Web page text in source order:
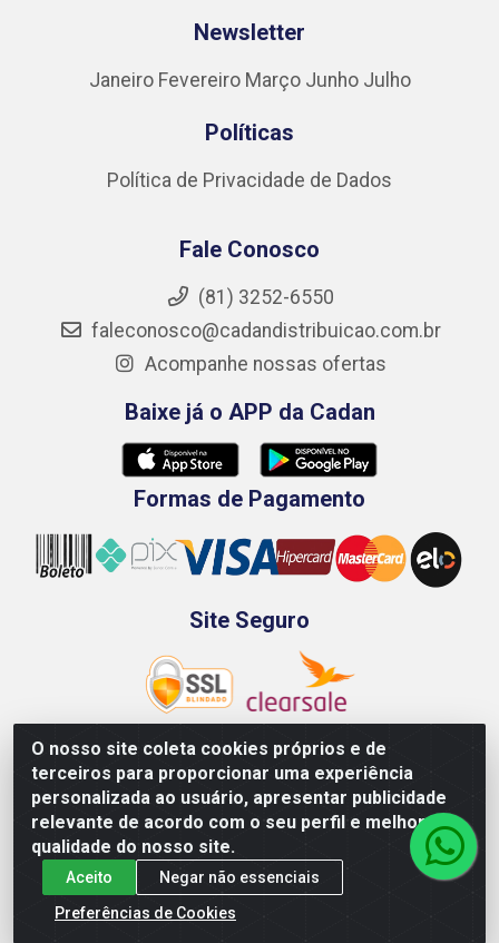
O nosso site coleta cookies próprios e de
terceiros para proporcionar uma experiência
personalizada ao usuário, apresentar publicidade
relevante de acordo com o seu perfil e melhorar a
qualidade do nosso site.
Aceito
Negar não essenciais
Preferências de Cookies
Newsletter
Janeiro Fevereiro Março Junho Julho
Políticas
Política de Privacidade de Dados
Fale Conosco
(81) 3252-6550
faleconosco@cadandistribuicao.com.br
Acompanhe nossas ofertas
Baixe já o APP da Cadan
Formas de Pagamento
Site Seguro
Rod. BR-101 Sul, Km 73, 4505, Galpão A, Ibura -
Recife/PE - CEP 51240-340 - CNPJ 70.089.974/0001-79